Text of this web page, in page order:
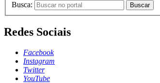
Busca: Buscar
Redes Sociais
Facebook
Instagram
Twitter
YouTube